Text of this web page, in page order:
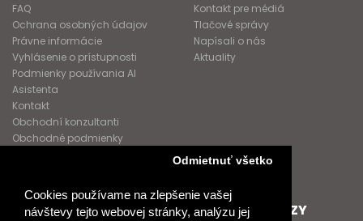
Cookies používame na zlepšenie vašej
návštevy tejto webovej stránky, analýzu jej
Odmietnuť všetko
FAQ
Ochrana osobných údajov
Právne informácie
Vyhlásenie o prístupnosti
Podmienky používania AI
Asistenta
Kontakt
Obchodní konzultanti
Obchodné podmienky
Kontakt pre médiá
Tlačové správy
Napísali o nás
Aktuality
SPOLUPRACUJEME ĎALŠIE ODKAZY